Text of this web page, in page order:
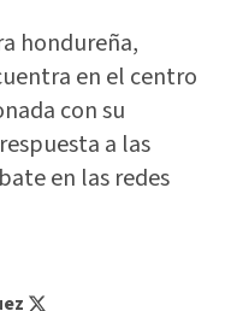
hondureña,
en el centro
con su
a las
en las redes